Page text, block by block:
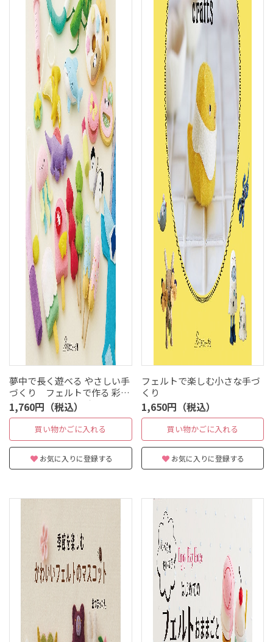
夢中で長く遊べる やさしい手
づくり フェルトで作る 彩り
おもちゃとおままごと
1,760円（税込）
買い物かごに入れる
お気に入りに登録する
フェルトで楽しむ小さな手づ
くり
1,650円（税込）
買い物かごに入れる
お気に入りに登録する